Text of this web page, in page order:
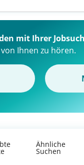
mit Ihrer
Ihnen zu hören.
Ähnliche
Suchen